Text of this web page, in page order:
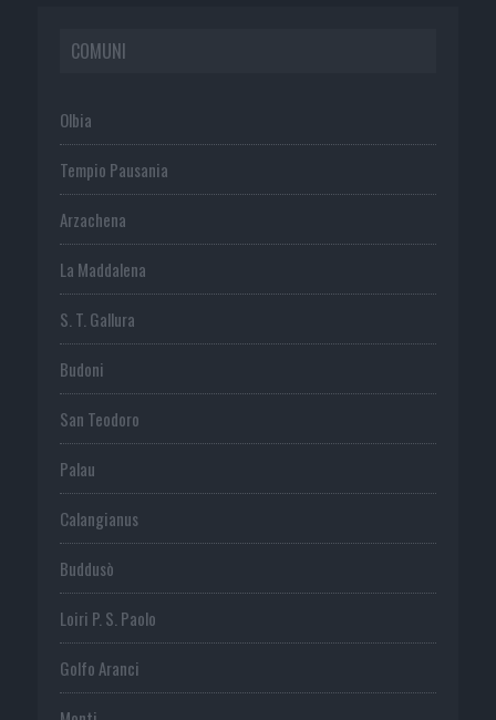
COMUNI
Olbia
Tempio Pausania
Arzachena
La Maddalena
S. T. Gallura
Budoni
San Teodoro
Palau
Calangianus
Buddusò
Loiri P. S. Paolo
Golfo Aranci